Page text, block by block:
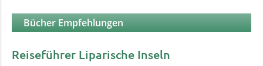
Bücher Empfehlungen
Reiseführer Liparische Inseln